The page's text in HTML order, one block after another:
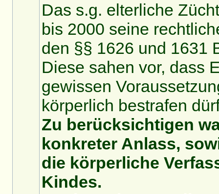
Das s.g. elterliche
bis 2000 seine
den §§ 1626 und 1631
Diese sahen vor, dass
gewissen
körperlich bestrafen
Zu berücksichtigen
konkreter Anlass,
die körperliche
Kindes.